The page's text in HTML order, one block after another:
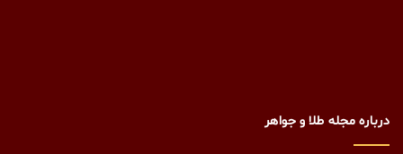
درباره مجله طلا و جواهر